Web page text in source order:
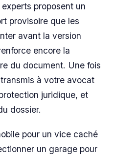
proposent un
provisoire que les
avant la version
encore la
du document. Une fois
à votre avocat
juridique, et
dossier.
pour un vice caché
un garage pour